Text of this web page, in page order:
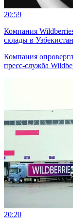
20:59
Компания
склады в
Компания
пресс-служба
20:20